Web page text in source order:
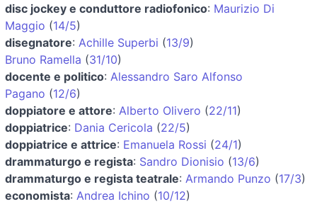
disc jockey e conduttore radiofonico: Maurizio Di
Maggio (14/5)
disegnatore: Achille Superbi (13/9)
Bruno Ramella (31/10)
docente e politico: Alessandro Saro Alfonso
Pagano (12/6)
doppiatore e attore: Alberto Olivero (22/11)
doppiatrice: Dania Cericola (22/5)
doppiatrice e attrice: Emanuela Rossi (24/1)
drammaturgo e regista: Sandro Dionisio (13/6)
drammaturgo e regista teatrale: Armando Punzo (17/3)
economista: Andrea Ichino (10/12)